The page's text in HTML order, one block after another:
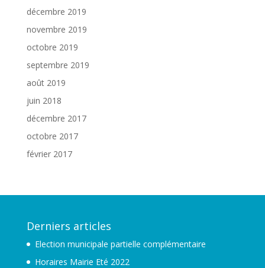
décembre 2019
novembre 2019
octobre 2019
septembre 2019
août 2019
juin 2018
décembre 2017
octobre 2017
février 2017
Derniers articles
Election municipale partielle complémentaire
Horaires Mairie Eté 2022